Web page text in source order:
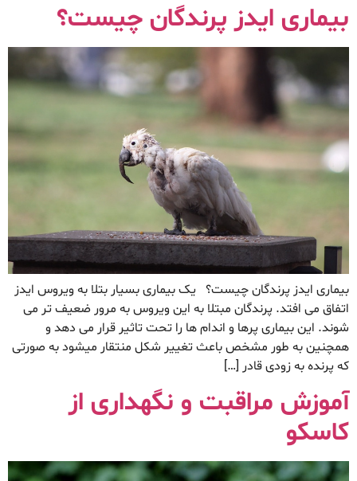
بیماری ایدز پرندگان چیست؟
بیماری ایدز پرندگان چیست؟ یک بیماری بسیار بتلا به ویروس ایدز
اتفاق می افتد. پرندگان مبتلا به این ویروس به مرور ضعیف تر می
شوند. این بیماری پرها و اندام ها را تحت تاثیر قرار می دهد و
همچنین به طور مشخص باعث تغییر شکل منتقار میشود به صورتی
که پرنده به زودی قادر […]
آموزش مراقبت و نگهداری از
کاسکو